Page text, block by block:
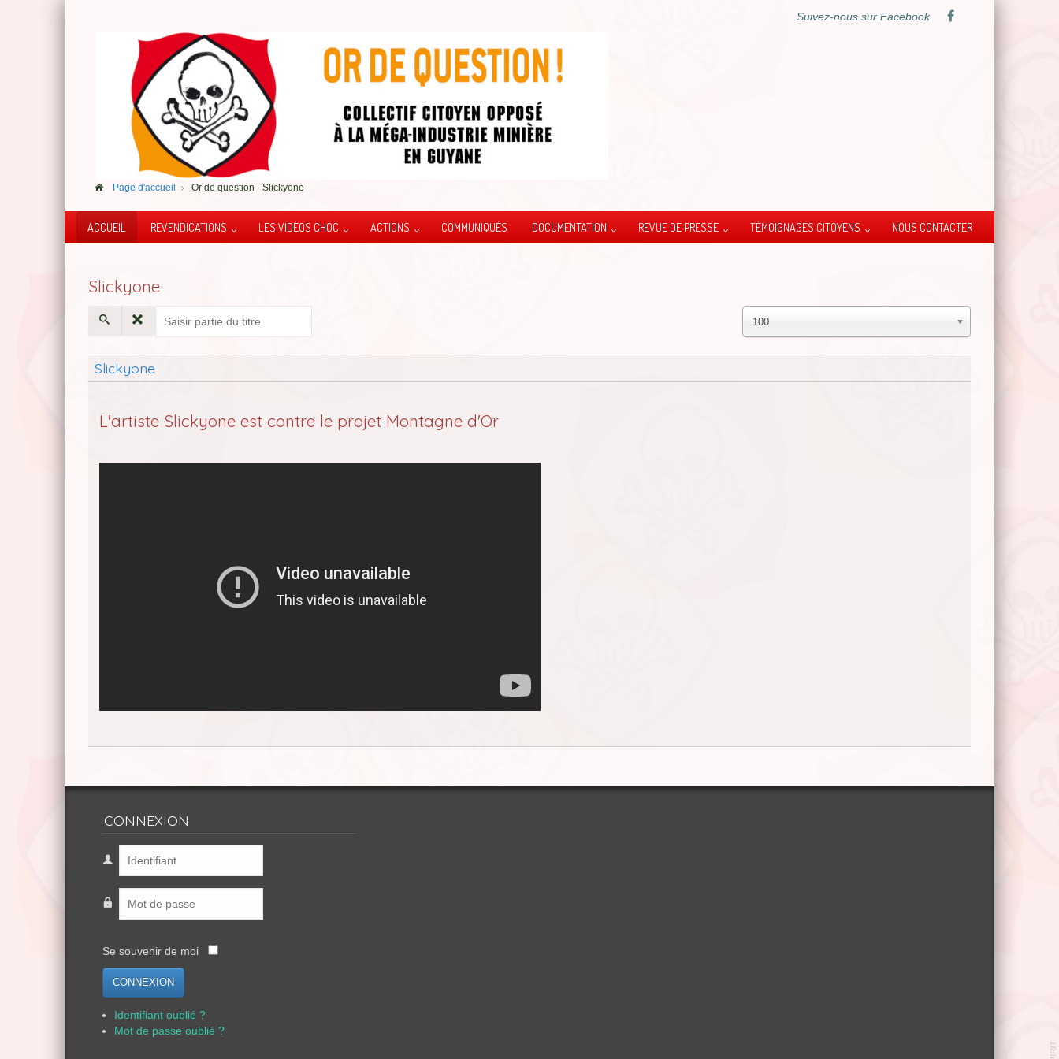
Page d'accueil Or de question - Slickyone
Suivez-nous sur Facebook
ACCUEIL REVENDICATIONS LES VIDÉOS CHOC ACTIONS COMMUNIQUÉS DOCUMENTATION REVUE DE PRESSE TÉMOIGNAGES CITOYENS NOUS CONTACTER
Slickyone
100
Slickyone
L'artiste Slickyone est contre le projet Montagne d'Or
CONNEXION
Se souvenir de moi
CONNEXION
Identifiant oublié ?
Mot de passe oublié ?